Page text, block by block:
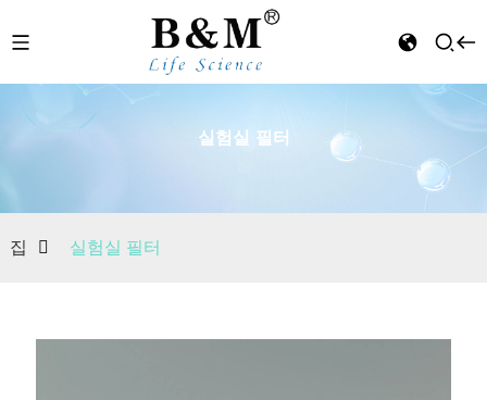
실험실 필터
집 실험실 필터